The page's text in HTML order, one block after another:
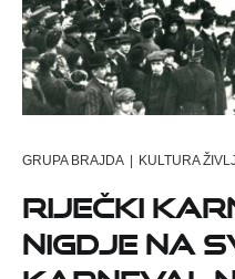
GRUPA BRAJDA | KULTURA
RIJEČKI
NIGDJE NA